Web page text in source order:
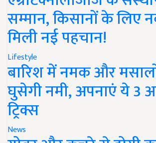
सम्मान, किसानों के लिए
मिली नई पहचान!
Lifestyle
बारिश में नमक और
घुसेगी नमी, अपनाएं ये 3
ट्रिक्स
News